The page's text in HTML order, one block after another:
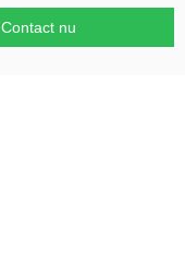
Contact nu